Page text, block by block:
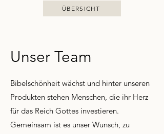
ÜBERSICHT
Unser Team
Bibelschönheit wächst und hinter unseren
Produkten stehen Menschen, die ihr Herz
für das Reich Gottes investieren.
Gemeinsam ist es unser Wunsch, zu